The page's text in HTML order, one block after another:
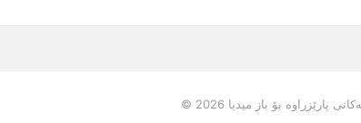
پارێزراوە بۆ باز میدیا 2026 ©